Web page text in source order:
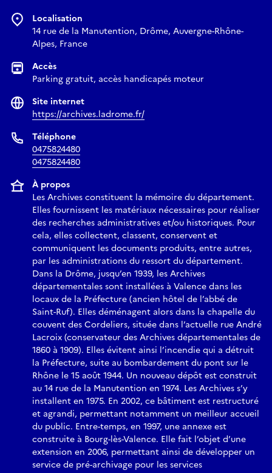
Localisation
14 rue de la Manutention, Drôme, Auvergne-Rhône-
Alpes, France
Accès
Parking gratuit, accès handicapés moteur
Site internet
https://archives.ladrome.fr/
Téléphone
0475824480
0475824480
À propos
Les Archives constituent la mémoire du département.
Elles fournissent les matériaux nécessaires pour réaliser
des recherches administratives et/ou historiques. Pour
cela, elles collectent, classent, conservent et
communiquent les documents produits, entre autres,
par les administrations du ressort du département.
Dans la Drôme, jusqu’en 1939, les Archives
départementales sont installées à Valence dans les
locaux de la Préfecture (ancien hôtel de l’abbé de
Saint-Ruf). Elles déménagent alors dans la chapelle du
couvent des Cordeliers, située dans l’actuelle rue André
Lacroix (conservateur des Archives départementales de
1860 à 1909). Elles évitent ainsi l’incendie qui a détruit
la Préfecture, suite au bombardement du pont sur le
Rhône le 15 août 1944. Un nouveau dépôt est construit
au 14 rue de la Manutention en 1974. Les Archives s’y
installent en 1975. En 2002, ce bâtiment est restructuré
et agrandi, permettant notamment un meilleur accueil
du public. Entre-temps, en 1997, une annexe est
construite à Bourg-lès-Valence. Elle fait l’objet d’une
extension en 2006, permettant ainsi de développer un
service de pré-archivage pour les services